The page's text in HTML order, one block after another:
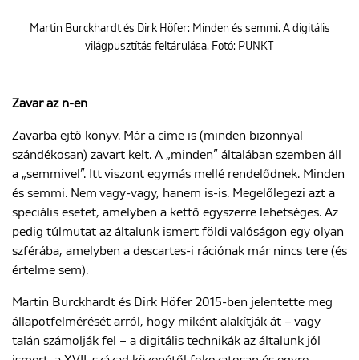
Martin Burckhardt és Dirk Höfer: Minden és semmi. A digitális
világpusztítás feltárulása. Fotó: PUNKT
Zavar az n-en
Zavarba ejtő könyv. Már a címe is (minden bizonnyal
szándékosan) zavart kelt. A „minden” általában szemben áll
a „semmivel”. Itt viszont egymás mellé rendelődnek. Minden
és semmi. Nem vagy-vagy, hanem is-is. Megelőlegezi azt a
speciális esetet, amelyben a kettő egyszerre lehetséges. Az
pedig túlmutat az általunk ismert földi valóságon egy olyan
szférába, amelyben a descartes-i rációnak már nincs tere (és
értelme sem).
Martin Burckhardt és Dirk Höfer 2015-ben jelentette meg
állapotfelmérését arról, hogy miként alakítják át – vagy
talán számolják fel – a digitális technikák az általunk jól